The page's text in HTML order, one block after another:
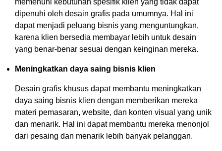
memenuhi kebutuhan spesifik klien yang tidak dapat
dipenuhi oleh desain grafis pada umumnya. Hal ini
dapat menjadi peluang bisnis yang menguntungkan,
karena klien bersedia membayar lebih untuk desain
yang benar-benar sesuai dengan keinginan mereka.
Meningkatkan daya saing bisnis klien
Desain grafis khusus dapat membantu meningkatkan
daya saing bisnis klien dengan memberikan mereka
materi pemasaran, website, dan konten visual yang unik
dan menarik. Hal ini dapat membantu mereka menonjol
dari pesaing dan menarik lebih banyak pelanggan.